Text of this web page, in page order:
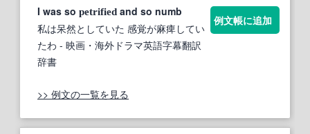
I was so petrified and so numb
私は呆然としていた 感覚が麻痺してい
たわ - 映画・海外ドラマ英語字幕翻訳
辞書
例文帳に追加
>> 例文の一覧を見る